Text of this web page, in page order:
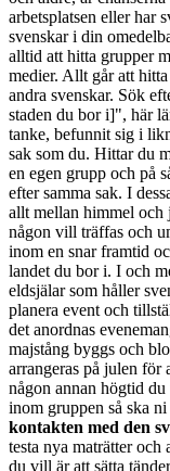
arbetsplatsen eller har
svenskar i din
alltid att hitta grupper
medier. Allt går att
andra svenskar. Sök
staden du bor i]", här
tanke, befunnit sig i
sak som du. Hittar du
en egen grupp och på
efter samma sak. I
allt mellan himmel och
någon vill träffas och
inom en snar framtid
landet du bor i. I och
eldsjälar som håller
planera event och
det anordnas
majstång byggs och
arrangeras på julen för
någon annan högtid
inom gruppen så ska
kontakten med den
testa nya maträtter och
du vill är att sätta